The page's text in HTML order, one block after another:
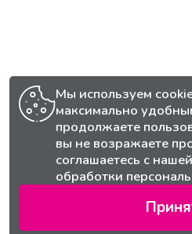
Мы используем
максимально
продолжаете
вы не возражаете
соглашаетесь с нашей
обработки